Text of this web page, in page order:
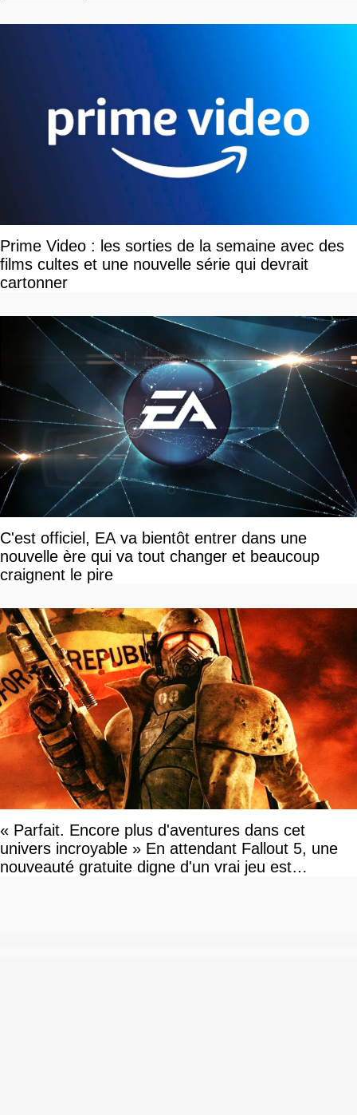
Prime Video : les sorties de la semaine avec des
films cultes et une nouvelle série qui devrait
cartonner
C'est officiel, EA va bientôt entrer dans une
nouvelle ère qui va tout changer et beaucoup
craignent le pire
« Parfait. Encore plus d'aventures dans cet
univers incroyable » En attendant Fallout 5, une
nouveauté gratuite digne d'un vrai jeu est